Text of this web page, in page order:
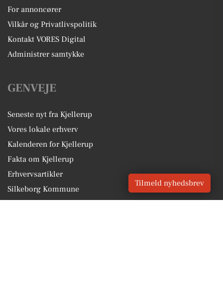
For annoncører
Vilkår og Privatlivspolitik
Kontakt VORES Digital
Administrer samtykke
GENVEJE
Seneste nyt fra Kjellerup
Vores lokale erhverv
Kalenderen for Kjellerup
Fakta om Kjellerup
Erhvervsartikler
Silkeborg Kommune
Tilmeld nyhedsbrev